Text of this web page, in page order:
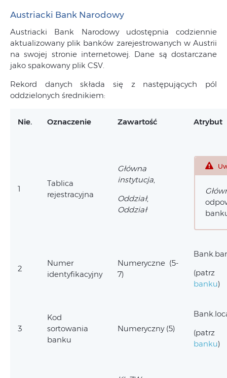
Austriacki Bank Narodowy
Austriacki Bank Narodowy udostępnia codziennie
aktualizowany plik banków zarejestrowanych w Austrii
na swojej stronie internetowej. Dane są dostarczane
jako spakowany plik CSV.
Rekord danych składa się z następujących pól
oddzielonych średnikiem:
Nie. Oznaczenie Zawartość Atrybut
1
Tablica
rejestracyjna
Główna
instytucja,
Oddział,
Oddział
2
Numer
identyfikacyjny
Numeryczne (5-
7)
banku)
3
Kod
sortowania
banku
Numeryczny (5)
banku)